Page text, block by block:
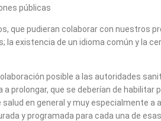
públicas
que pudieran colaborar con nuestros
existencia de un idioma común y la
posible a las autoridades
prolongar, que se deberían de habilitar
en general y muy especialmente a
y programada para cada una de